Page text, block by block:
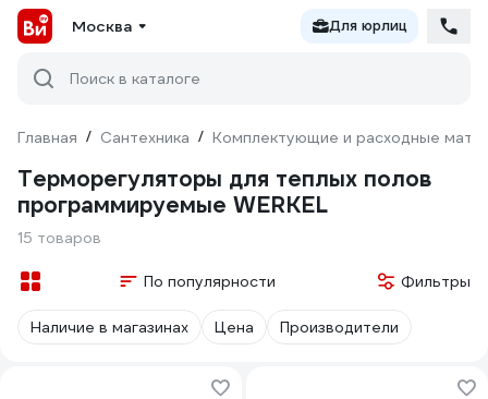
Москва Для юрлиц
Поиск в каталоге
Главная / Сантехника / Комплектующие и расходные
Терморегуляторы для теплых полов
программируемые WERKEL
15 товаров
По популярности Фильтры
Наличие в магазинах Цена Производители